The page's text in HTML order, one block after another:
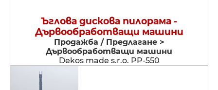
Ъглова дискова пилорама -
Дървообработващи машини
Продажба / Предлагане >
Дървообработващи машини
Dekos made s.r.o. PP-550